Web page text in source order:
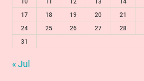
10
11 12 13 14
17
18 19 20 21
24
25 26 27 28
31
« Jul